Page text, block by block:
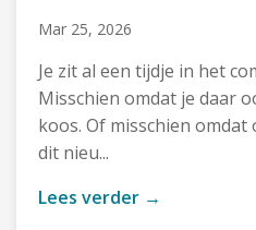
Mar 25, 2026
Je zit al een tijdje in het
Misschien omdat je daar
koos. Of misschien omdat
dit nieu...
Lees verder →